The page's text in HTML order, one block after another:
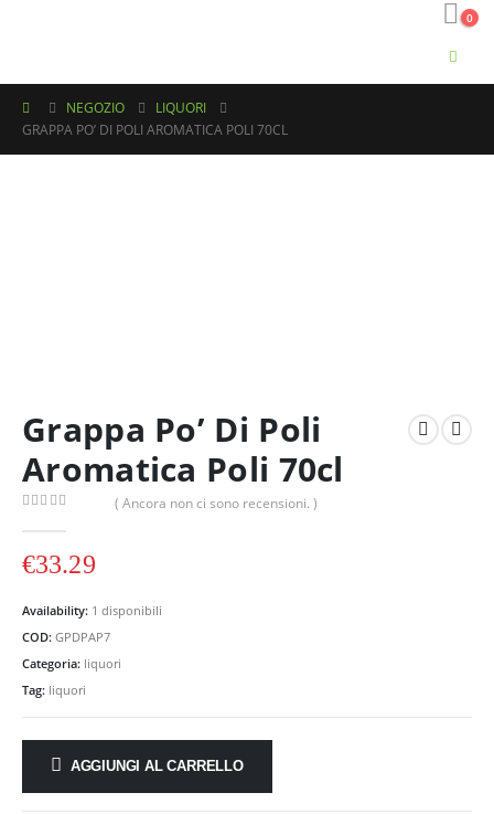
0
NEGOZIO
LIQUORI
GRAPPA PO’ DI POLI AROMATICA POLI 70CL
Grappa Po’ Di Poli
Aromatica Poli 70cl
( Ancora non ci sono recensioni. )
€33.29
Availability: 1 disponibili
COD: GPDPAP7
Categoria: liquori
Tag: liquori
AGGIUNGI AL CARRELLO